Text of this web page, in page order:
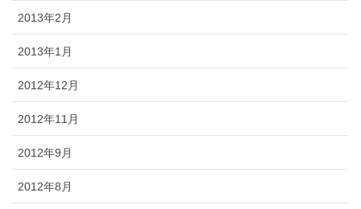
2013年2月
2013年1月
2012年12月
2012年11月
2012年9月
2012年8月